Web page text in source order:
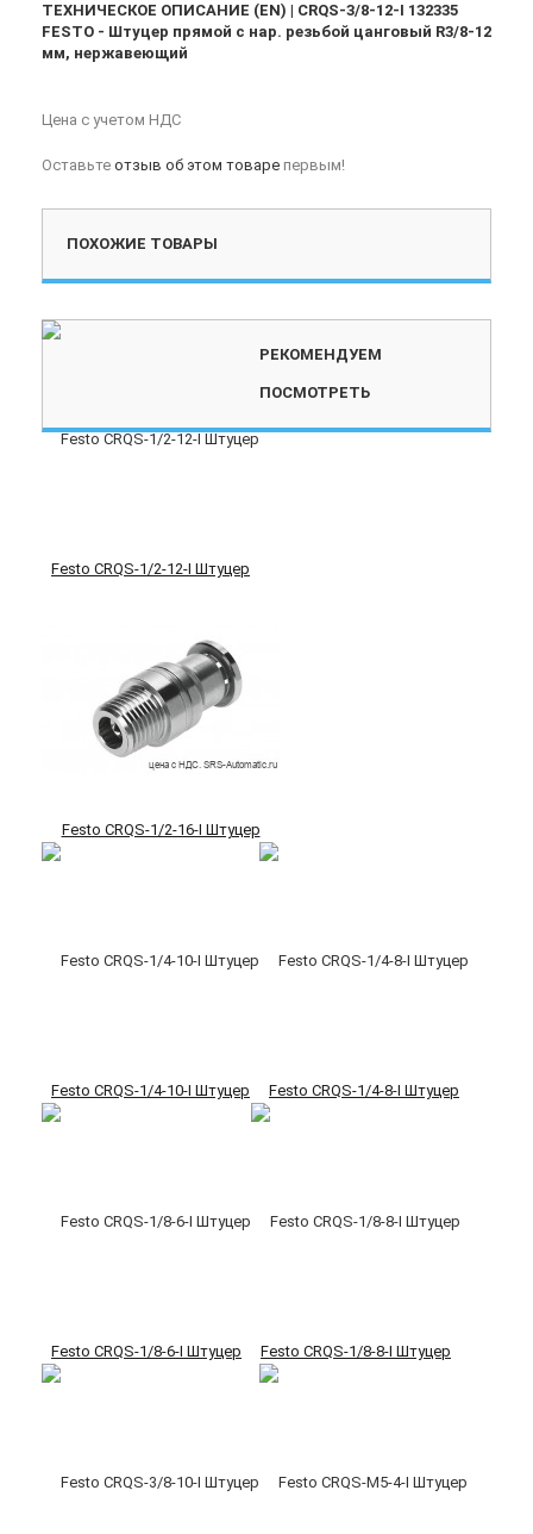
ТЕХНИЧЕСКОЕ ОПИСАНИЕ (EN) | CRQS-3/8-12-I 132335
FESTO - Штуцер прямой с нар. резьбой цанговый R3/8-12
мм, нержавеющий
Цена с учетом НДС
Оставьте отзыв об этом товаре первым!
ПОХОЖИЕ ТОВАРЫ
Festo CRQS-1/2-12-I Штуцер
Festo CRQS-1/2-16-I Штуцер
Festo CRQS-1/4-10-I Штуцер Festo CRQS-1/4-8-I Штуцер
Festo CRQS-1/8-6-I Штуцер Festo CRQS-1/8-8-I Штуцер
РЕКОМЕНДУЕМ
ПОСМОТРЕТЬ